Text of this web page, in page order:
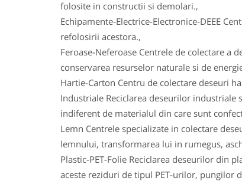
folosite in constructii si demolari.,
Echipamente-Electrice-Electronice-DEEE
refolosirii acestora.,
Feroase-Neferoase Centrele de colectare a
conservarea resurselor naturale si de
Hartie-Carton Centru de colectare deseuri
Industriale Reciclarea deseurilor
indiferent de materialul din care sunt
Lemn Centrele specializate in colectare
lemnului, transformarea lui in rumegus,
Plastic-PET-Folie Reciclarea deseurilor din
aceste reziduri de tipul PET-urilor, pungilor